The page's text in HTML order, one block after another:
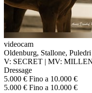
videocam
Oldenburg, Stallone,
V: SECRET | MV:
Dressage
5.000 € Fino a 10.000 €
5.000 € Fino a 10.000 €